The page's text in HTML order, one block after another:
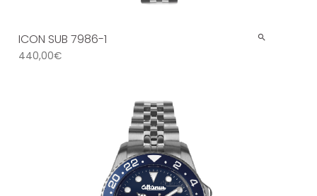
ICON SUB 7986-1
440,00€